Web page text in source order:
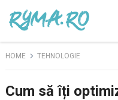
HOME TEHNOLOGIE
Cum să îți